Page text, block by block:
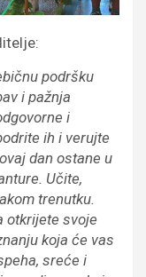
podršku
i pažnja
i
ih i verujte
dan ostane u
Učite,
trenutku.
otkrijete svoje
koja će vas
sreće i